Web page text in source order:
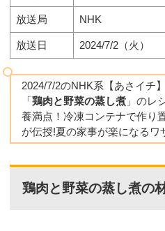
放送局 NHK
放送日 2024/7/2（火）
2024/7/2のNHK系【あさイチ】
「鶏肉と野菜の蒸し煮 」のレ
養満点！冷凍コンテナで作り
が伝授!夏の家事が楽になるワ
鶏肉と野菜の蒸し煮の